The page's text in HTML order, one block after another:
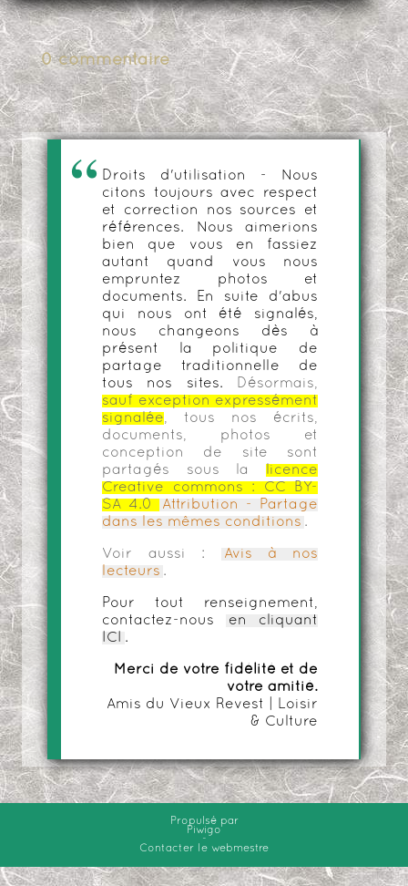
0 commentaire
Droits d'utilisation - Nous
citons toujours avec respect
et correction nos sources et
références. Nous aimerions
bien que vous en fassiez
autant quand vous nous
empruntez photos et
documents. En suite d'abus
qui nous ont été signalés,
nous changeons dès à
présent la politique de
partage traditionnelle de
tous nos sites.
Désormais,
sauf exception expressément
signalée, tous nos écrits,
documents, photos et
conception de site sont
partagés sous la
licence
Creative commons :
CC BY-
SA 4.0
Attribution - Partage
dans les mêmes conditions .
Voir aussi :
Avis à nos
lecteurs .
Pour tout renseignement,
contactez-nous
en cliquant
ICI
.
Merci de votre fidélité et de
votre amitié.
Amis du Vieux Revest | Loisir
& Culture
Propulsé par
Piwigo
-
Contacter le webmestre